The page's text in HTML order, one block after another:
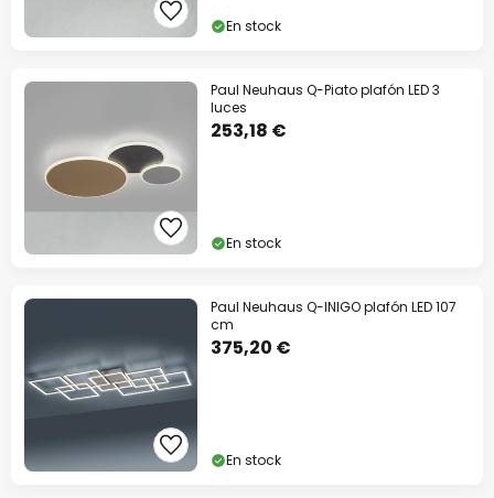
En stock
Paul Neuhaus Q-Piato plafón LED 3
luces
253,18 €
En stock
Paul Neuhaus Q-INIGO plafón LED 107
cm
375,20 €
En stock